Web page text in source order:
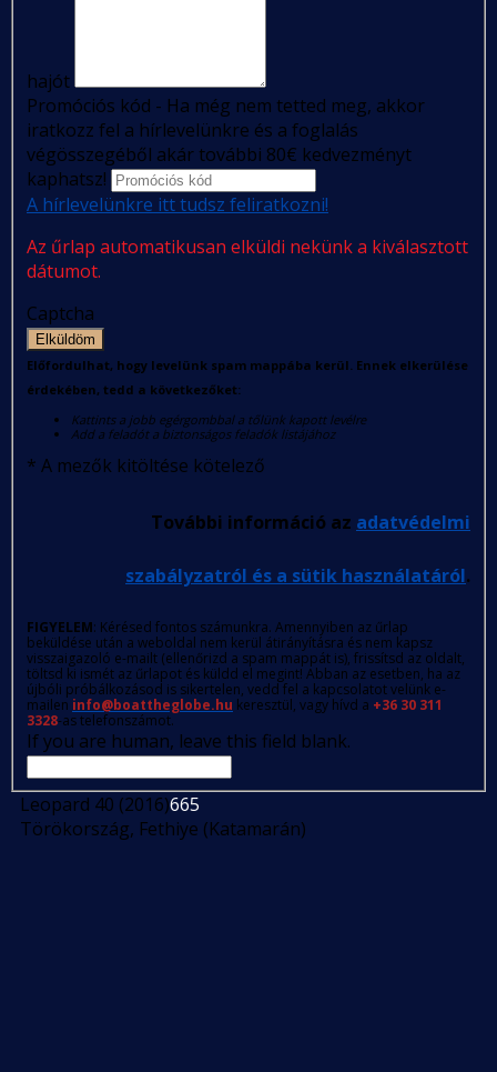
hajót
Promóciós kód - Ha még nem tetted meg, akkor
iratkozz fel a hírlevelünkre és a foglalás
végösszegéből akár további 80€ kedvezményt
kaphatsz!
A hírlevelünkre itt tudsz feliratkozni!
Az űrlap automatikusan elküldi nekünk a kiválasztott
dátumot.
Captcha
Elküldöm
Előfordulhat, hogy levelünk spam mappába kerül. Ennek elkerülése
érdekében, tedd a következőket:
Kattints a jobb egérgombbal a tőlünk kapott levélre
Add a feladót a biztonságos feladók listájához
* A mezők kitöltése kötelező
További információ az adatvédelmi
szabályzatról és a sütik használatáról.
FIGYELEM: Kérésed fontos számunkra. Amennyiben az űrlap
beküldése után a weboldal nem kerül átirányításra és nem kapsz
visszaigazoló e-mailt (ellenőrizd a spam mappát is), frissítsd az oldalt,
töltsd ki ismét az űrlapot és küldd el megint! Abban az esetben, ha az
újbóli próbálkozásod is sikertelen, vedd fel a kapcsolatot velünk e-
mailen info@boattheglobe.hu keresztül, vagy hívd a +36 30 311
3328-as telefonszámot.
If you are human, leave this field blank.
Leopard 40 (2016)665
Törökország, Fethiye (Katamarán)